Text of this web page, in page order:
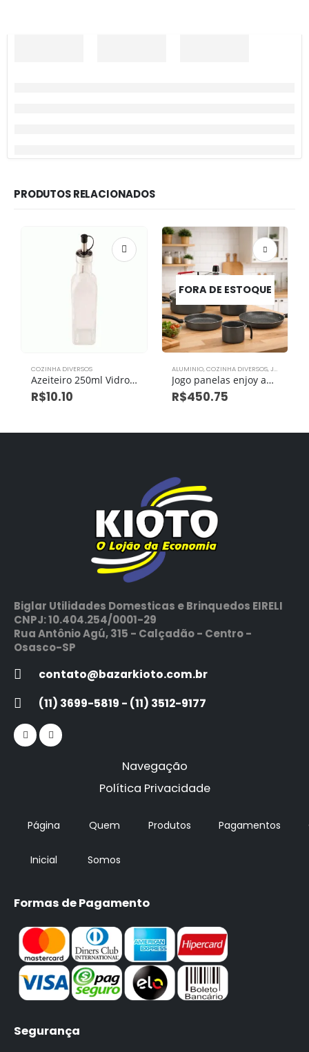
PRODUTOS RELACIONADOS
COZINHA DIVERSOS
Azeiteiro 250ml Vidro E Plastico Pp
R$10.10
FORA DE ESTOQUE
ALUMINIO,COZINHA DIVERSOS,JOGO DE PANELAS
Jogo panelas enjoy antiaderente com 6 peças tampa vidro e panela pressão
R$450.75
Biglar Utilidades Domesticas e Brinquedos EIRELI
CNPJ: 10.404.254/0001-29
Rua Antônio Agú, 315 - Calçadão - Centro -
Osasco-SP
contato@bazarkioto.com.br
(11) 3699-5819 - (11) 3512-9177
Navegação
Política Privacidade
Página
Inicial
Quem
Somos
Produtos Pagamentos
Formas de Pagamento
Segurança